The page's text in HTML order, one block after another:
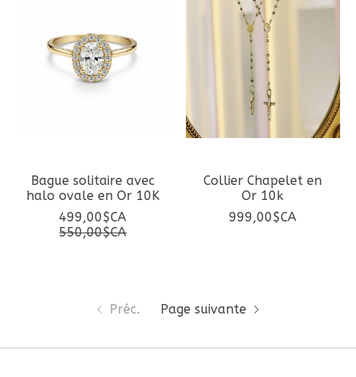
Bague solitaire avec
halo ovale en Or 10K
499,00$CA
550,00$CA
Collier Chapelet en
Or 10k
999,00$CA
Préc. Page suivante